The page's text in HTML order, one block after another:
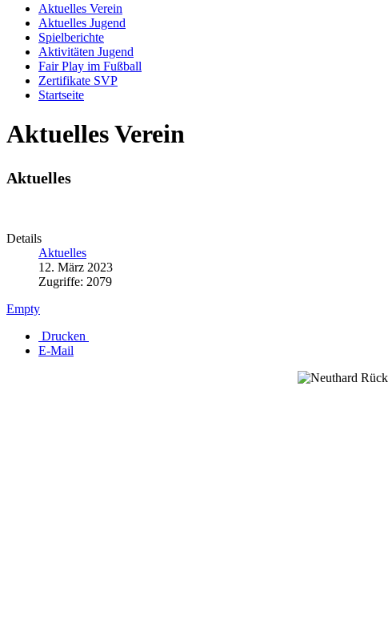
Aktuelles Verein
Aktuelles Jugend
Spielberichte
Aktivitäten Jugend
Fair Play im Fußball
Zertifikate SVP
Startseite
Aktuelles Verein
Aktuelles
Details
Aktuelles
12. März 2023
Zugriffe: 2079
Empty
Drucken
E-Mail